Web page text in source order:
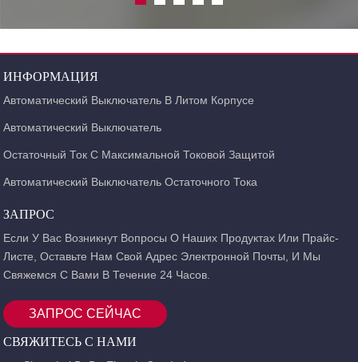
ИНФОРМАЦИЯ
Автоматический Выключатель В Литом Корпусе
Автоматический Выключатель
Остаточный Ток С Максимальной Токовой Защитой
Автоматический Выключатель Остаточного Тока
ЗАПРОС
Если У Вас Возникнут Вопросы О Наших Продуктах Или Прайс-
Листе, Оставьте Нам Свой Адрес Электронной Почты, И Мы
Свяжемся С Вами В Течение 24 Часов.
ЗАПРОС СЕЙЧАС
СВЯЖИТЕСЬ С НАМИ